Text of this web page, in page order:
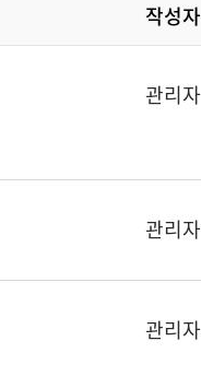
작성자
관리자
관리자
관리자